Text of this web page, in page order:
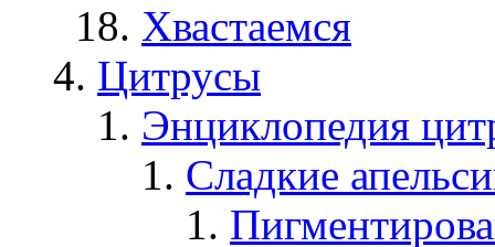
Хвастаемся
Цитрусы
Энциклопедия
Сладкие